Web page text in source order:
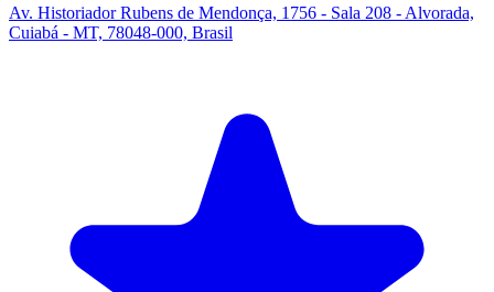
Av. Historiador Rubens de Mendonça, 1756 - Sala 208 - Alvorada,
Cuiabá - MT, 78048-000, Brasil